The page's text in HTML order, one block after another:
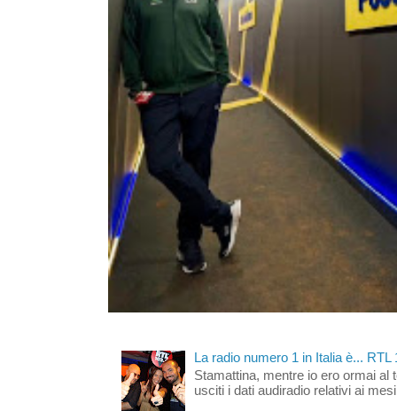
La radio numero 1 in Italia è... RTL
Stamattina, mentre io ero ormai al
usciti i dati audiradio relativi ai